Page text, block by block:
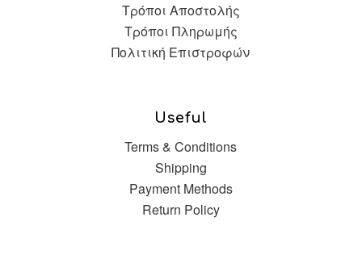
Τρόποι Αποστολής
Τρόποι Πληρωμής
Πολιτική Επιστροφών
Useful
Terms & Conditions
Shipping
Payment Methods
Return Policy